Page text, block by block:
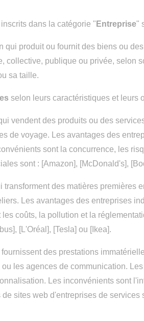
dans la catégorie " Entreprise"
qui produit ou fournit des biens ou
collective, publique ou privée, selon
sa taille.
selon leurs caractéristiques et leurs
vendent des produits ou des
de voyage. Les avantages des
sont la concurrence, les
sont : [Amazon], [McDonald's],
transforment des matières premières
Les avantages des entreprises
coûts, la pollution et la
[L'Oréal], [Tesla] ou [Ikea].
fournissent des prestations
les agences de communication.
Les inconvénients sont
sites web d'entreprises de